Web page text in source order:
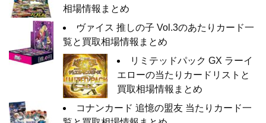
相場情報まとめ
ヴァイス 推しの子 Vol.3のあたりカード一
覧と買取相場情報まとめ
リミテッドパック GX ラーイ
エローの当たりカードリストと
買取相場情報まとめ
コナンカード 追憶の盟友 当たりカード一